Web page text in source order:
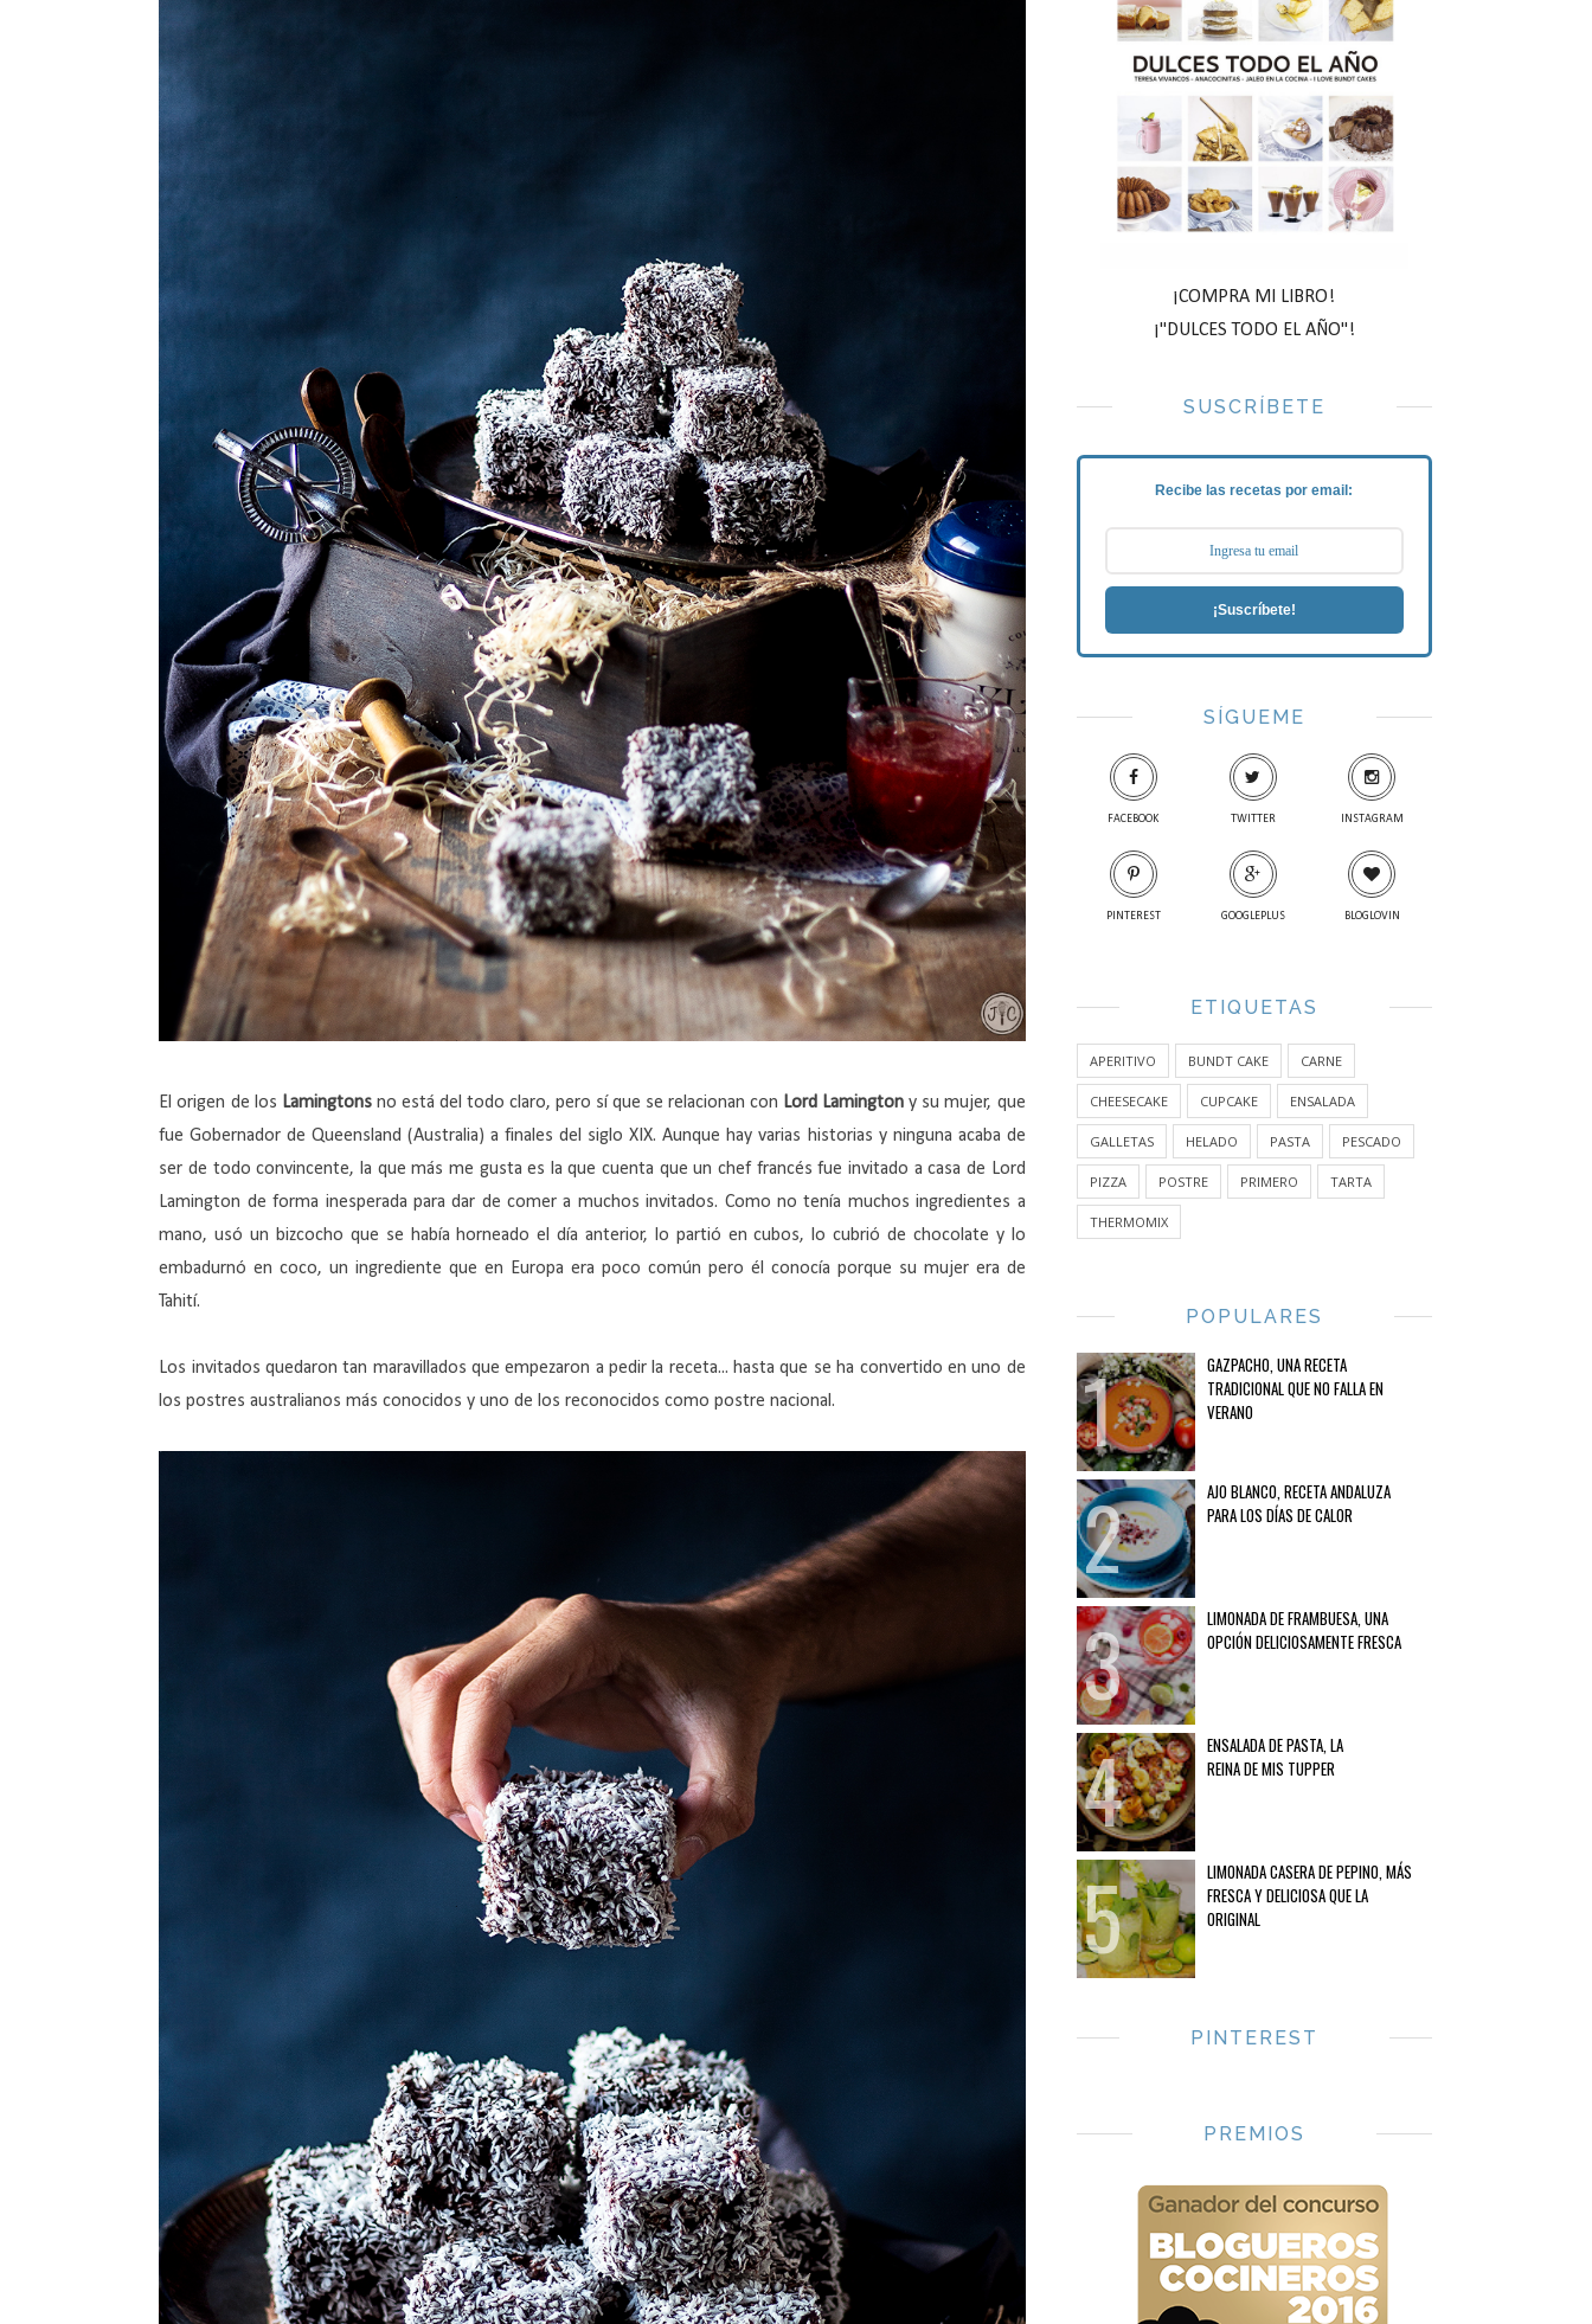
El origen de los Lamingtons no está del todo claro, pero sí que se relacionan con Lord Lamingtony su mujer, que
fue Gobernador de Queensland (Australia) a finales del siglo XIX. Aunque hay varias historias y ninguna acaba de
ser de todo convincente, la que más me gusta es la que cuenta que un chef francés fue invitado a casa de Lord
Lamington de forma inesperada para dar de comer a muchos invitados. Como no tenía muchos ingredientes a
mano, usó un bizcocho que se había horneado el día anterior, lo partió en cubos, lo cubrió de chocolate y lo
embadurnó en coco, un ingrediente que en Europa era poco común pero él conocía porque su mujer era de
Tahití.
Los invitados quedaron tan maravillados que empezaron a pedir la receta... hasta que se ha convertido en uno de
los postres australianos más conocidos y uno de los reconocidos como postre nacional.
¡COMPRA MI LIBRO!
¡"DULCES TODO EL AÑO"!
SUSCRÍBETE
Recibe las recetas por email:
¡Suscríbete!
SÍGUEME
FACEBOOK TWITTER INSTAGRAM
PINTEREST GOOGLEPLUS BLOGLOVIN
ETIQUETAS
APERITIVO BUNDT CAKE CARNE
CHEESECAKE CUPCAKE ENSALADA
GALLETAS HELADO PASTA PESCADO
PIZZA POSTRE PRIMERO TARTA
THERMOMIX
POPULARES
GAZPACHO, UNA RECETA
TRADICIONAL QUE NO FALLA EN
VERANO
AJO BLANCO, RECETA ANDALUZA
PARA LOS DÍAS DE CALOR
LIMONADA DE FRAMBUESA, UNA
OPCIÓN DELICIOSAMENTE FRESCA
ENSALADA DE PASTA, LA
REINA DE MIS TUPPER
LIMONADA CASERA DE PEPINO, MÁS
FRESCA Y DELICIOSA QUE LA
ORIGINAL
PINTEREST
PREMIOS